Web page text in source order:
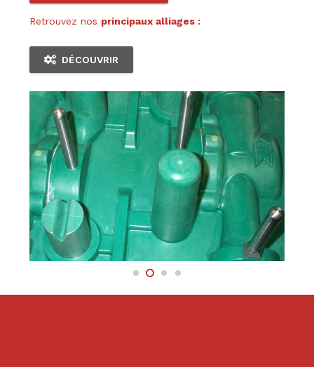
Retrouvez nos principaux alliages :
DÉCOUVRIR